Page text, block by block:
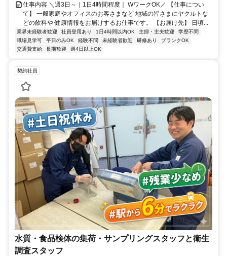
仕事内容 ＼週3日～｜1日4時間程度｜ WワークOK／ 【仕事につい
て】 一般家庭やオフィスのお客さまなど 地域の皆さまにヤクルトな
どの飲料や 健康情報をお届けするお仕事です。 【お届け先】 日頃...
業界未経験者歓迎 社員登用あり 1日4時間以内OK 主婦・主夫歓迎
学歴不問
職場見学可
平日のみOK 経験不問 未経験者歓迎 研修あり
ブランクOK
交通費支給
長期歓迎 週4日以上OK
契約社員
水質・食品検体の集荷・サンプリングスタッフと衛生
調査スタッフ